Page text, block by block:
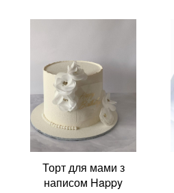
Торт для мами з
написом Happy